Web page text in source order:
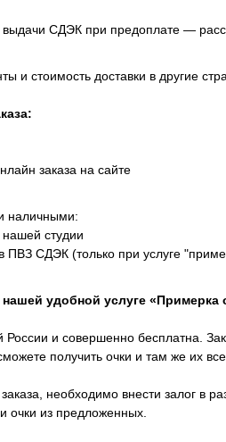
выдачи СДЭК при предоплате —
и стоимость доставки в другие
заказа на сайте
наличными:
студии
ПВЗ СДЭК (только при услуге
удобной услуге «Примерка
России и совершенно бесплатна.
получить очки и там же их
необходимо внести залог в
очки из предложенных.